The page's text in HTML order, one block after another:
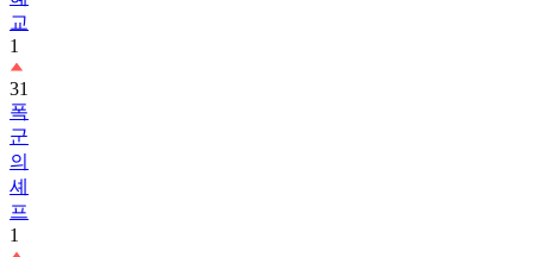
교
1
31
폭
군
의
셰
프
1